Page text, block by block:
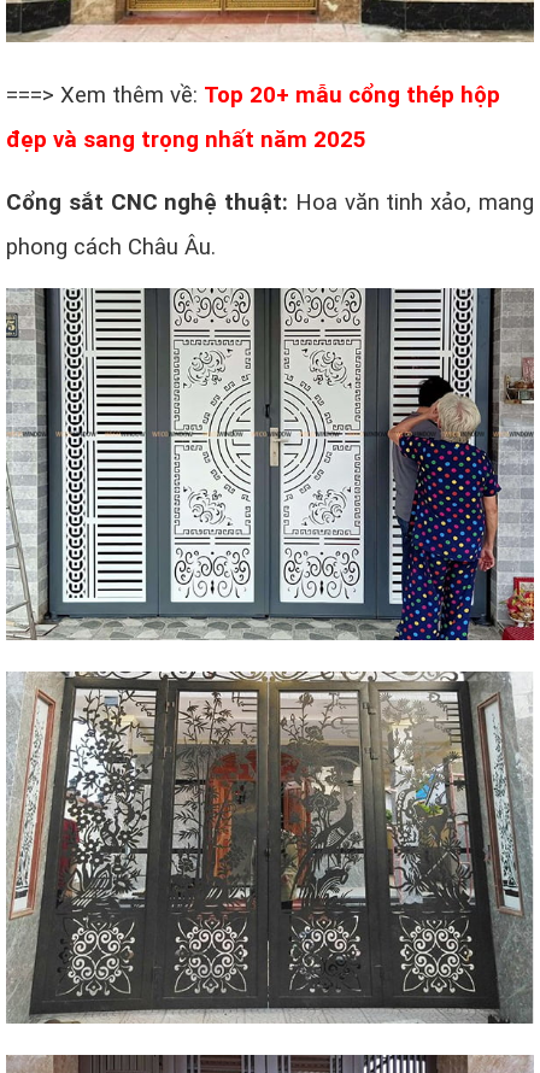
===> Xem thêm về: Top 20+ mẫu cổng thép hộp
đẹp và sang trọng nhất năm 2025
Cổng sắt CNC nghệ thuật: Hoa văn tinh xảo, mang
phong cách Châu Âu.